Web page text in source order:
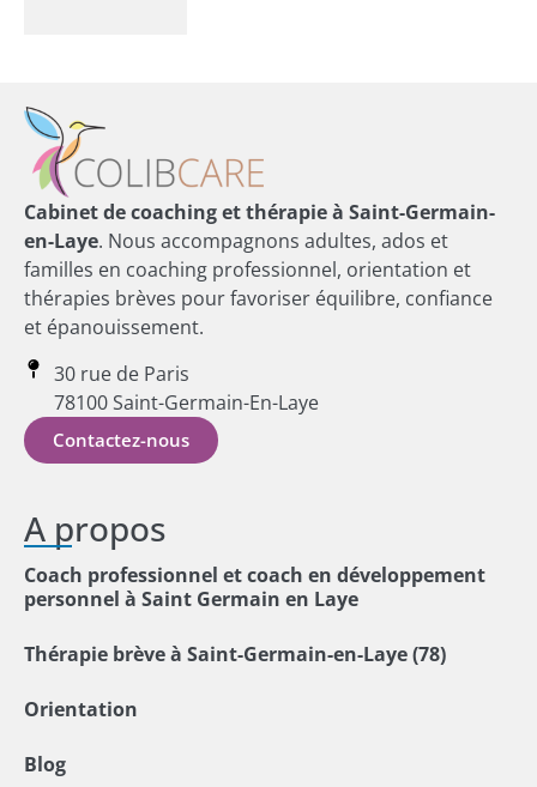
Cabinet de coaching et thérapie à Saint-Germain-
en-Laye. Nous accompagnons adultes, ados et
familles en coaching professionnel, orientation et
thérapies brèves pour favoriser équilibre, confiance
et épanouissement.
30 rue de Paris
78100 Saint-Germain-En-Laye
Contactez-nous
A propos
Coach professionnel et coach en développement
personnel à Saint Germain en Laye
Thérapie brève à Saint-Germain-en-Laye (78)
Orientation
Blog